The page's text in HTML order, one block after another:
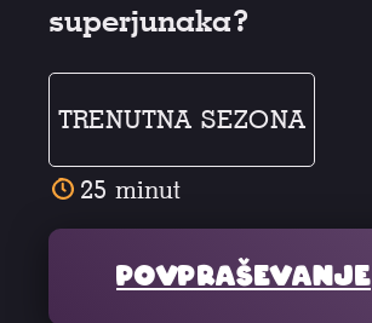
superjunaka?
TRENUTNA SEZONA
25 minut
Povpraševanje